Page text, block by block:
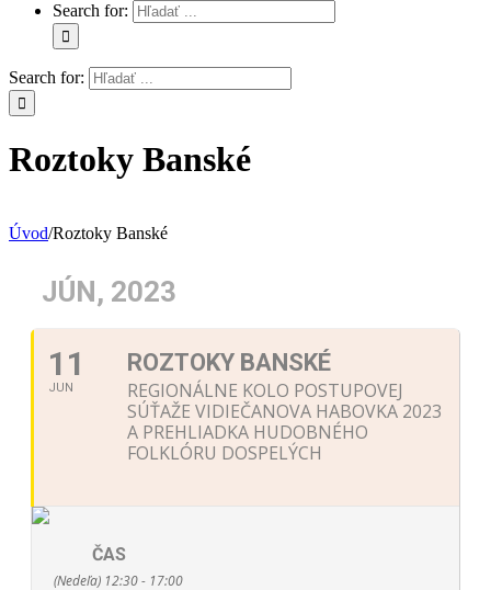
Search for:
Search for:
Roztoky Banské
Úvod/Roztoky Banské
JÚN, 2023
11
JUN
ROZTOKY BANSKÉ
REGIONÁLNE KOLO POSTUPOVEJ
SÚŤAŽE VIDIEČANOVA HABOVKA 2023
A PREHLIADKA HUDOBNÉHO
FOLKLÓRU DOSPELÝCH
ČAS
(Nedeľa) 12:30 - 17:00